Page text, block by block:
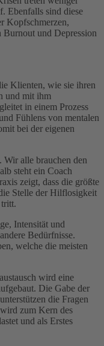
Ebenfalls sind diese
Kopfschmerzen,
und Depression
Klienten, wie sie ihren
und mit ihm
in einem Prozess
Fühlens von mentalen
bei der eigenen
alle brauchen den
steht ein Coach
zeigt, dass die größte
Stelle der Hilflosigkeit
Intensität und
Bedürfnisse.
welche die meisten
ustausch wird eine
Die Gabe der
die Fragen
zum Kern des
und als Erstes